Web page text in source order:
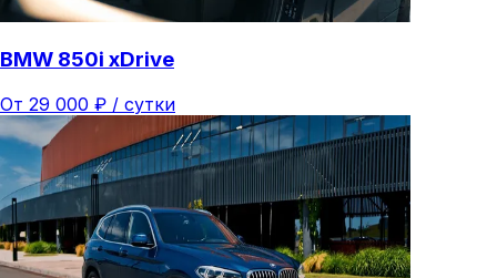
BMW 850i xDrive
От 29 000 ₽ / сутки